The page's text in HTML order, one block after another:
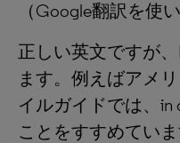
（Google翻訳を使
正しい英文ですが
ます。例えばアメ
イルガイドでは、
ことをすすめていま